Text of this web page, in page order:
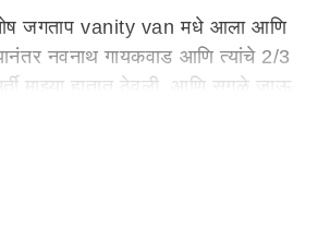
जगताप vanity van मधे आला आणि
नवनाथ गायकवाड आणि त्यांचे 2/3
माझ्या हातात ठेवली आणि सगळे जाऊ
संधीही न देता निघून गेले. मला